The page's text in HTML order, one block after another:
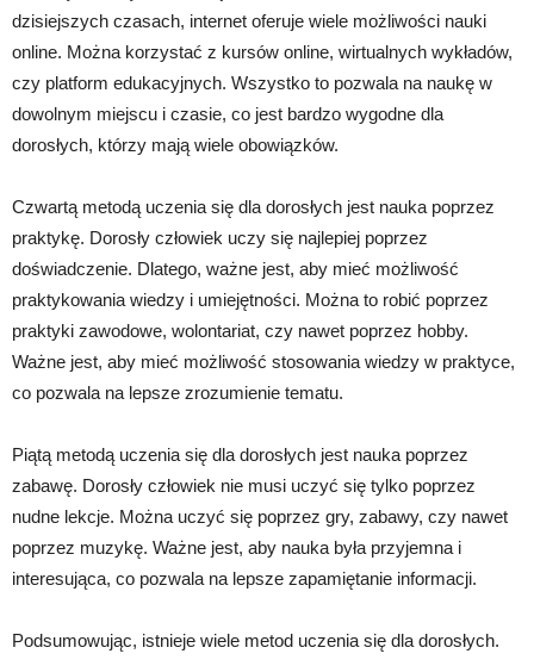
dzisiejszych czasach, internet oferuje wiele możliwości nauki
online. Można korzystać z kursów online, wirtualnych wykładów,
czy platform edukacyjnych. Wszystko to pozwala na naukę w
dowolnym miejscu i czasie, co jest bardzo wygodne dla
dorosłych, którzy mają wiele obowiązków.
Czwartą metodą uczenia się dla dorosłych jest nauka poprzez
praktykę. Dorosły człowiek uczy się najlepiej poprzez
doświadczenie. Dlatego, ważne jest, aby mieć możliwość
praktykowania wiedzy i umiejętności. Można to robić poprzez
praktyki zawodowe, wolontariat, czy nawet poprzez hobby.
Ważne jest, aby mieć możliwość stosowania wiedzy w praktyce,
co pozwala na lepsze zrozumienie tematu.
Piątą metodą uczenia się dla dorosłych jest nauka poprzez
zabawę. Dorosły człowiek nie musi uczyć się tylko poprzez
nudne lekcje. Można uczyć się poprzez gry, zabawy, czy nawet
poprzez muzykę. Ważne jest, aby nauka była przyjemna i
interesująca, co pozwala na lepsze zapamiętanie informacji.
Podsumowując, istnieje wiele metod uczenia się dla dorosłych.